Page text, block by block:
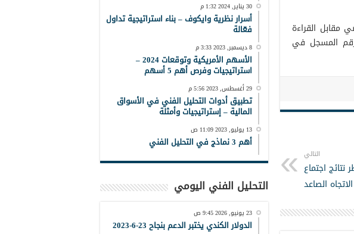
بواقع 0.4% في إبريل الماضي مقابل القراءة
الرقم المسجل في
التالي
نتائج اجتماع
الصاعد
30 يناير, 2024 1:32 م
أسرار نظرية وايكوف – بناء استراتيجية تداول
فعّالة
8 ديسمبر, 2023 3:33 م
الأسهم الأمريكية وتوقعات 2024 –
استراتيجيات وفرص أهم 5 أسهم
29 أغسطس, 2023 5:56 م
تطبيق أدوات التحليل الفني في الأسواق
المالية – إستراتيجيات وأمثلة
13 يوليو, 2023 11:09 ص
أهم 3 نماذج في التحليل الفني
التحليل الفني اليومي
23 يونيو, 2026 9:45 ص
الدولار الكندي يختبر الدعم بنجاح 23-6-2023